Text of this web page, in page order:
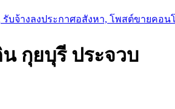
บจ้างลงประกาศอสังหา, โพสต์ขายคอน
กุยบุรี ประจวบ